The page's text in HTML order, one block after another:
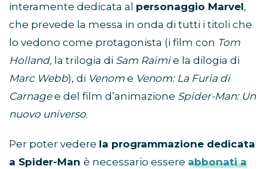
interamente dedicata al personaggio Marvel,
che prevede la messa in onda di tutti i titoli che
lo vedono come protagonista (i film con Tom
Holland, la trilogia di Sam Raimie la dilogia di
Marc Webb), di Venom e Venom: La Furia di
Carnagee del film d’animazione Spider-Man: Un
nuovo universo.
Per poter vedere la programmazione dedicata
a Spider-Man è necessario essere abbonati a